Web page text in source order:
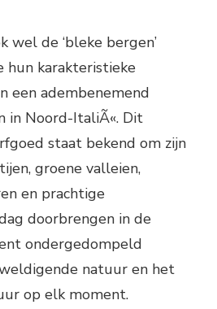
wel de ‘bleke bergen’
hun karakteristieke
een adembenemend
in Noord-ItaliÃ«. Dit
staat bekend om zijn
groene valleien,
en prachtige
doorbrengen in de
ondergedompeld
natuur en het
op elk moment.